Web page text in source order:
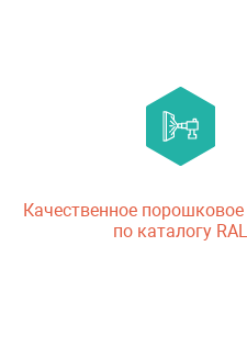
Качественное
по каталогу RAL